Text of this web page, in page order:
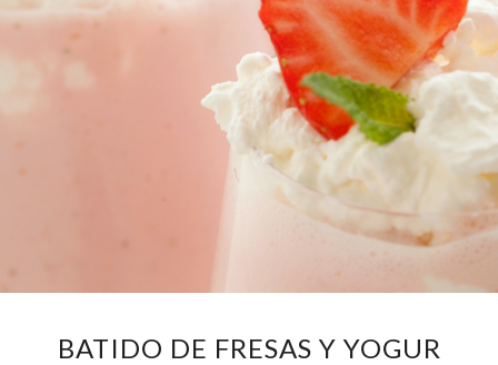
BATIDO DE FRESAS Y YOGUR